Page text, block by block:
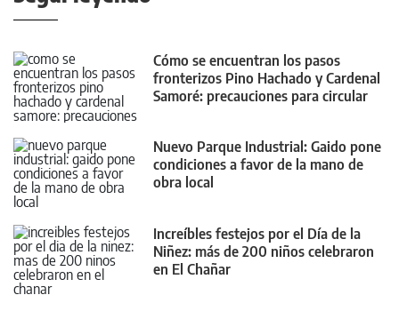
Cómo se encuentran los pasos
fronterizos Pino Hachado y Cardenal
Samoré: precauciones para circular
Nuevo Parque Industrial: Gaido pone
condiciones a favor de la mano de
obra local
Increíbles festejos por el Día de la
Niñez: más de 200 niños celebraron
en El Chañar